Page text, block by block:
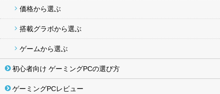
価格から選ぶ
搭載グラボから選ぶ
ゲームから選ぶ
初心者向け ゲーミングPCの選び方
ゲーミングPCレビュー